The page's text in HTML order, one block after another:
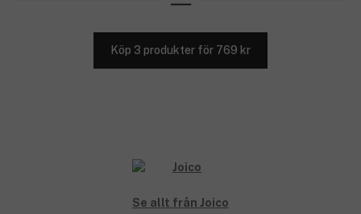
Köp 3 produkter för 769 kr
Se allt från Joico